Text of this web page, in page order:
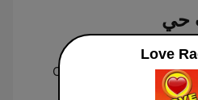
Classic Lovesongs and
Love